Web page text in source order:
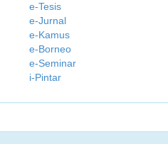
e-Tesis
e-Jurnal
e-Kamus
e-Borneo
e-Seminar
i-Pintar